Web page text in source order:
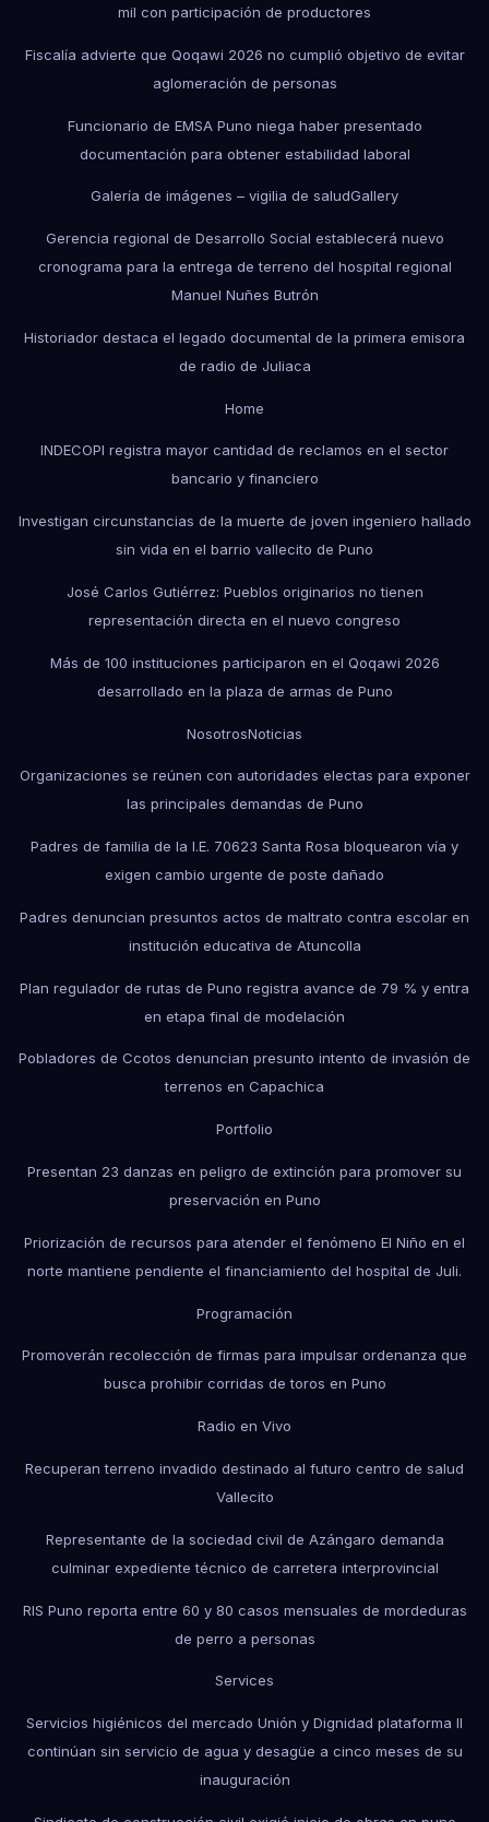
mil con participación de productores
Fiscalía advierte que Qoqawi 2026 no cumplió objetivo de evitar
aglomeración de personas
Funcionario de EMSA Puno niega haber presentado
documentación para obtener estabilidad laboral
Galería de imágenes – vigilia de saludGallery
Gerencia regional de Desarrollo Social establecerá nuevo
cronograma para la entrega de terreno del hospital regional
Manuel Nuñes Butrón
Historiador destaca el legado documental de la primera emisora
de radio de Juliaca
Home
INDECOPI registra mayor cantidad de reclamos en el sector
bancario y financiero
Investigan circunstancias de la muerte de joven ingeniero hallado
sin vida en el barrio vallecito de Puno
José Carlos Gutiérrez: Pueblos originarios no tienen
representación directa en el nuevo congreso
Más de 100 instituciones participaron en el Qoqawi 2026
desarrollado en la plaza de armas de Puno
NosotrosNoticias
Organizaciones se reúnen con autoridades electas para exponer
las principales demandas de Puno
Padres de familia de la I.E. 70623 Santa Rosa bloquearon vía y
exigen cambio urgente de poste dañado
Padres denuncian presuntos actos de maltrato contra escolar en
institución educativa de Atuncolla
Plan regulador de rutas de Puno registra avance de 79 % y entra
en etapa final de modelación
Pobladores de Ccotos denuncian presunto intento de invasión de
terrenos en Capachica
Portfolio
Presentan 23 danzas en peligro de extinción para promover su
preservación en Puno
Priorización de recursos para atender el fenómeno El Niño en el
norte mantiene pendiente el financiamiento del hospital de Juli.
Programación
Promoverán recolección de firmas para impulsar ordenanza que
busca prohibir corridas de toros en Puno
Radio en Vivo
Recuperan terreno invadido destinado al futuro centro de salud
Vallecito
Representante de la sociedad civil de Azángaro demanda
culminar expediente técnico de carretera interprovincial
RIS Puno reporta entre 60 y 80 casos mensuales de mordeduras
de perro a personas
Services
Servicios higiénicos del mercado Unión y Dignidad plataforma II
continúan sin servicio de agua y desagüe a cinco meses de su
inauguración